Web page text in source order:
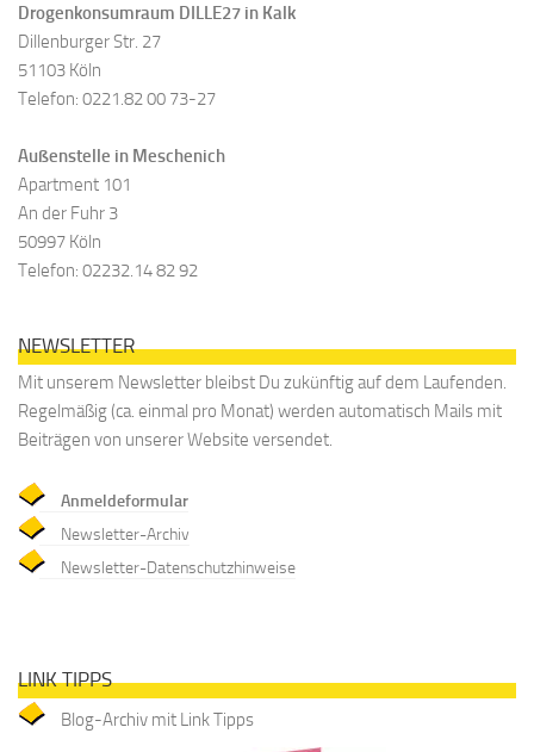
Drogenkonsumraum DILLE27 in Kalk
Dillenburger Str. 27
51103 Köln
Telefon: 0221.82 00 73-27
Außenstelle in Meschenich
Apartment 101
An der Fuhr 3
50997 Köln
Telefon: 02232.14 82 92
NEWSLETTER
Mit unserem Newsletter bleibst Du zukünftig auf dem Laufenden.
Regelmäßig (ca. einmal pro Monat) werden automatisch Mails mit
Beiträgen von unserer Website versendet.
Anmeldeformular
Newsletter-Archiv
Newsletter-Datenschutzhinweise
LINK TIPPS
Blog-Archiv mit Link Tipps